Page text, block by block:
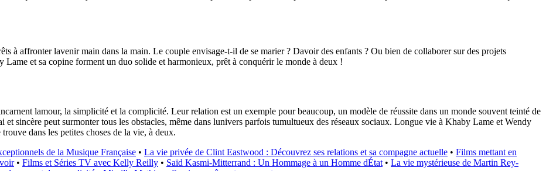
à affronter lavenir main dans la main. Le couple envisage-t-il de se marier ? Davoir des enfants ? Ou bien de collaborer sur des projets
Lame et sa copine forment un duo solide et harmonieux, prêt à conquérir le monde à deux !
lamour, la simplicité et la complicité. Leur relation est un exemple pour beaucoup, un modèle de réussite dans un monde souvent teinté de
sincère peut surmonter tous les obstacles, même dans lunivers parfois tumultueux des réseaux sociaux. Longue vie à Khaby Lame et Wendy
dans les petites choses de la vie, à deux.
de la Musique Française • La vie privée de Clint Eastwood : Découvrez ses relations et sa compagne actuelle • Films mettant en
• Films et Séries TV avec Kelly Reilly • Saïd Kasmi-Mitterrand : Un Hommage à un Homme dÉtat • La vie mystérieuse de Martin Rey-